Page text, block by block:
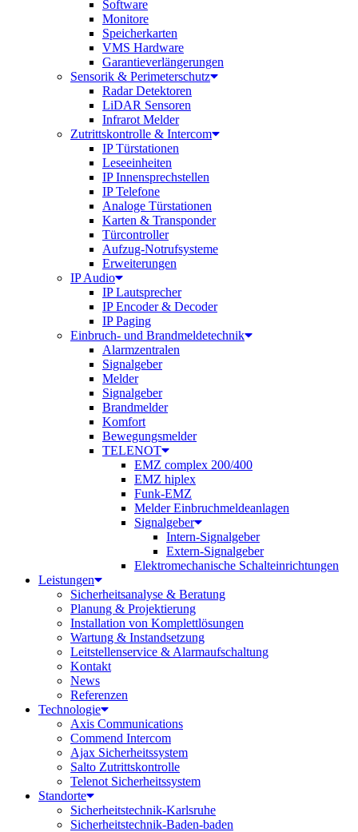
Software
Monitore
Speicherkarten
VMS Hardware
Garantieverlängerungen
Sensorik & Perimeterschutz
Radar Detektoren
LiDAR Sensoren
Infrarot Melder
Zutrittskontrolle & Intercom
IP Türstationen
Leseeinheiten
IP Innensprechstellen
IP Telefone
Analoge Türstationen
Karten & Transponder
Türcontroller
Aufzug-Notrufsysteme
Erweiterungen
IP Audio
IP Lautsprecher
IP Encoder & Decoder
IP Paging
Einbruch- und Brandmeldetechnik
Alarmzentralen
Signalgeber
Melder
Signalgeber
Brandmelder
Komfort
Bewegungsmelder
TELENOT
EMZ complex 200/400
EMZ hiplex
Funk-EMZ
Melder Einbruchmeldeanlagen
Signalgeber
Intern-Signalgeber
Extern-Signalgeber
Elektromechanische Schalteinrichtungen
Leistungen
Sicherheitsanalyse & Beratung
Planung & Projektierung​
Installation von Komplettlösungen
Wartung & Instandsetzung
Leitstellenservice & Alarmaufschaltung
Kontakt
News
Referenzen
Technologie
Axis Communications
Commend Intercom
Ajax Sicherheitssystem​
Salto Zutrittskontrolle
Telenot Sicherheitssystem
Standorte
Sicherheitstechnik-Karlsruhe
Sicherheitstechnik-Baden-baden